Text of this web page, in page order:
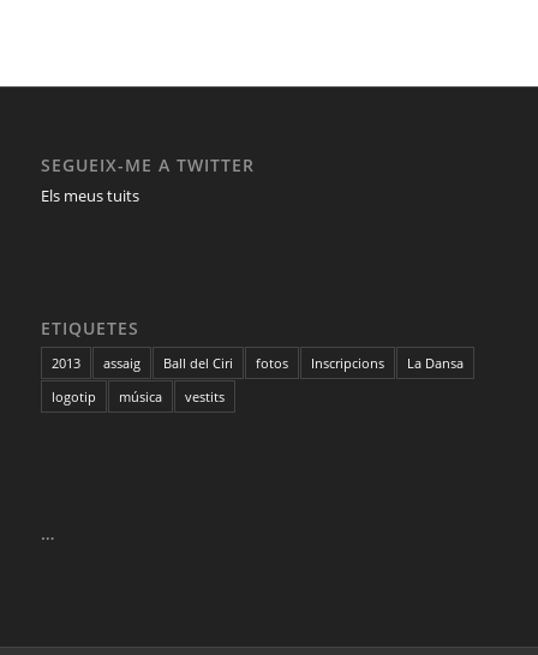
SEGUEIX-ME A TWITTER
Els meus tuits
ETIQUETES
2013 assaig Ball del Ciri fotos Inscripcions
La Dansa
logotip
música vestits
…